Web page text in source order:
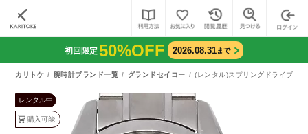
初回限定50%OFF 2026.08.31まで
カリトケ 腕時計ブランド一覧 グランドセイコー (レンタル)スプリングドライブ
レンタル中
購入可能